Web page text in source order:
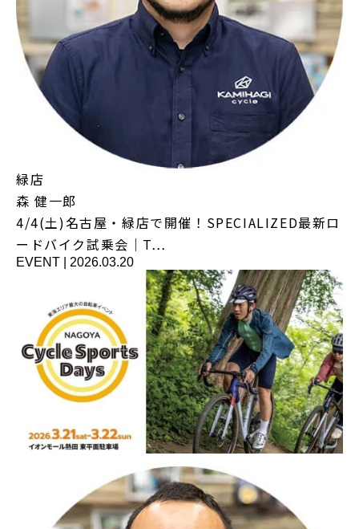
緑店
森 健一郎
4/4(土)名古屋・緑店で開催！SPECIALIZED最新ロ
ードバイク試乗会｜T…
EVENT 2026.03.20